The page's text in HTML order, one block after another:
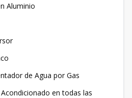
Aluminio
de Agua por Gas
en todas las